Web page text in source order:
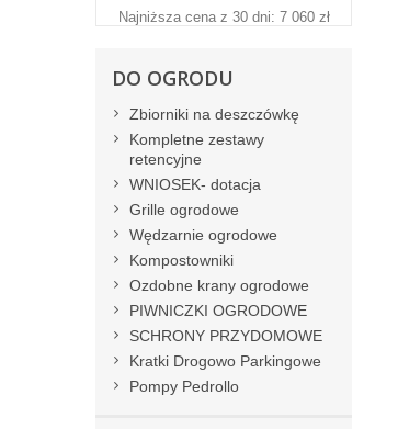
Najniższa cena z 30 dni: 7 060 zł
DO OGRODU
Zbiorniki na deszczówkę
Kompletne zestawy
retencyjne
WNIOSEK- dotacja
Grille ogrodowe
Wędzarnie ogrodowe
Kompostowniki
Ozdobne krany ogrodowe
PIWNICZKI OGRODOWE
SCHRONY PRZYDOMOWE
Kratki Drogowo Parkingowe
Pompy Pedrollo